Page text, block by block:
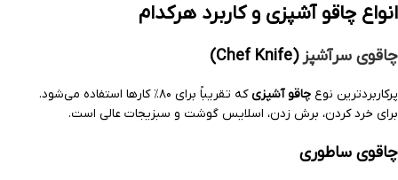
انواع چاقو آشپزی و کاربرد هرکدام
چاقوی سرآشپز (Chef Knife)
پرکاربردترین نوع چاقو آشپزی که تقریباً برای ۸۰٪ کارها استفاده می‌شود.
برای خرد کردن، برش زدن، اسلایس گوشت و سبزیجات عالی است.
چاقوی ساطوری